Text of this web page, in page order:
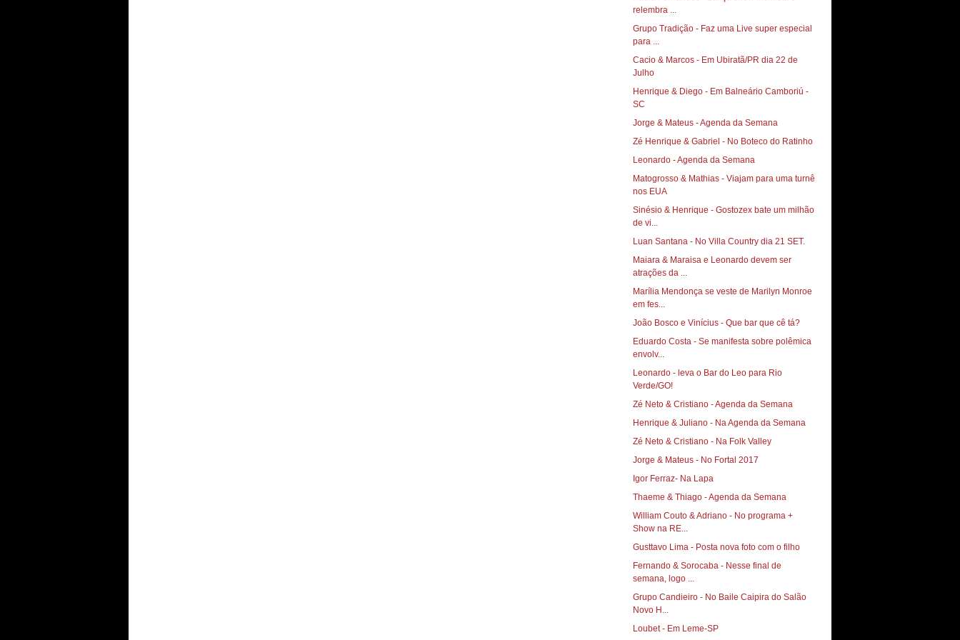
relembra ...
Grupo Tradição - Faz uma Live super especial
para ...
Cacio & Marcos - Em Ubiratã/PR dia 22 de
Julho
Henrique & Diego - Em Balneário Camboriú -
SC
Jorge & Mateus - Agenda da Semana
Zé Henrique & Gabriel - No Boteco do Ratinho
Leonardo - Agenda da Semana
Matogrosso & Mathias - Viajam para uma turnê
nos EUA
Sinésio & Henrique - Gostozex bate um milhão
de vi...
Luan Santana - No Villa Country dia 21 SET.
Maiara & Maraisa e Leonardo devem ser
atrações da ...
Marília Mendonça se veste de Marilyn Monroe
em fes...
João Bosco e Vinícius - Que bar que cê tá?
Eduardo Costa - Se manifesta sobre polêmica
envolv...
Leonardo - leva o Bar do Leo para Rio
Verde/GO!
Zé Neto & Cristiano - Agenda da Semana
Henrique & Juliano - Na Agenda da Semana
Zé Neto & Cristiano - Na Folk Valley
Jorge & Mateus - No Fortal 2017
Igor Ferraz- Na Lapa
Thaeme & Thiago - Agenda da Semana
William Couto & Adriano - No programa +
Show na RE...
Gusttavo Lima - Posta nova foto com o filho
Fernando & Sorocaba - Nesse final de
semana, logo ...
Grupo Candieiro - No Baile Caipira do Salão
Novo H...
Loubet - Em Leme-SP